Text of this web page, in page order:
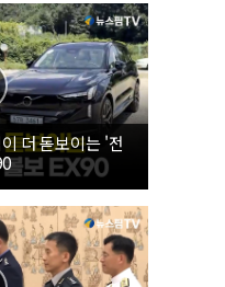
더 돋보이는 '전